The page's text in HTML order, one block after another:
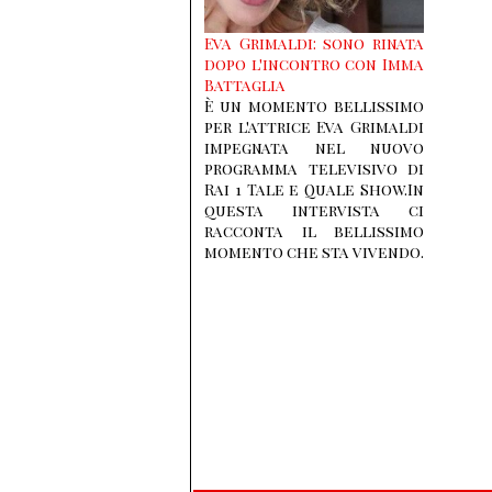
Eva Grimaldi: sono rinata
dopo l'incontro con Imma
Battaglia
È un momento bellissimo
per l'attrice Eva Grimaldi
impegnata nel nuovo
programma televisivo di
Rai 1 Tale e Quale Show.In
questa intervista ci
racconta il bellissimo
momento che sta vivendo.